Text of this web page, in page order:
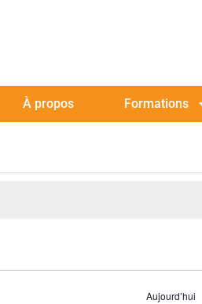
À propos Formations
Aujourd’hui